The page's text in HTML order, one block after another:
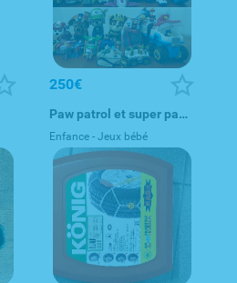
250€
Paw patrol et super paw patrol
Enfance - Jeux bébé